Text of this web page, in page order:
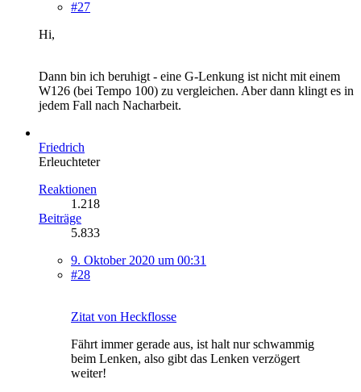
#27
Hi,
Dann bin ich beruhigt - eine G-Lenkung ist nicht mit einem
W126 (bei Tempo 100) zu vergleichen. Aber dann klingt es in
jedem Fall nach Nacharbeit.
Friedrich
Erleuchteter
Reaktionen
1.218
Beiträge
5.833
9. Oktober 2020 um 00:31
#28
Zitat von Heckflosse
Fährt immer gerade aus, ist halt nur schwammig
beim Lenken, also gibt das Lenken verzögert
weiter!